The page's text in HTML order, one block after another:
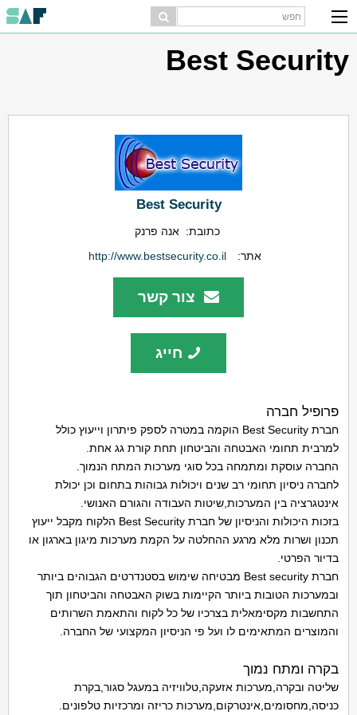
Best Security
Best Security
כתובת: אנה פרנק
אתר:
http://www.bestsecurity.co.il
צור קשר
חייג
פרופיל חברה
חברת Best Security הוקמה במטרה לספק פיתרון וייעוץ כולל
למרבית תחומי האבטחה והביטחון תחת קורת גג אחת.
החברה עוסקת ומתמחה בכל סוגי מערכות המתח הנמוך.
לחברה ניסיון תחומי רב שנים ויכולות גבוהות בתחום וכן יכולת
אינטגרציה בין המערכות,שיטות העבודה והגורם האנושי.
בזכות היכולות והניסיון של חברת Best Security הלקוח מקבל ייעוץ
תכנון ושרות מלא מרגע ההחלטה על הקמת מערכות מיגון בארגון או
בדיור הפרטי.
חברת Best security מבטיחה שימוש בסטנדרטים הגבוהים ביותר
ובמערכות הטובות ביותר הקיימות בשוק האבטחה והביטחון תוך
התחשבות מקסימאלית בצרכיו של כל לקוח והתאמת השרותים
והמוצרים המתאימים לו ועל פי הניסיון המקצועי של החברה.
בקרה ומתח נמוך
שליטה ובקרה,מערכות אזעקה,טלוויזיה במעגל סגור,בקרת
כניסה,מחסומים,אינטרקום,מערכות כריזה ומרכזיות טלפונים.